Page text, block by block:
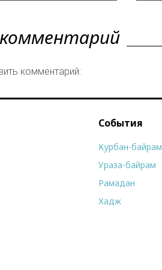
комментарий:
События
Курбан-байрам
Ураза-байрам
Рамадан
Хадж